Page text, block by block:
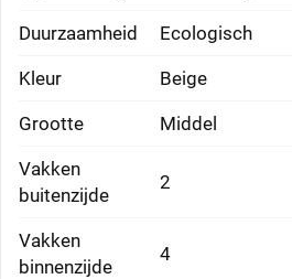
Duurzaamheid Ecologisch
Kleur Beige
Grootte Middel
Vakken
buitenzijde
2
Vakken
binnenzijde
4